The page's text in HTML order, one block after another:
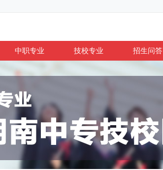
中职专业 技校专业 招生问答